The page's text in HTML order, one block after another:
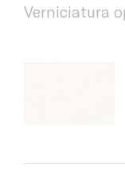
Verniciatura